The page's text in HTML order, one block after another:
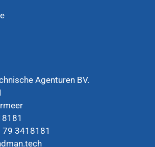
Agenturen BV.
79 3418181